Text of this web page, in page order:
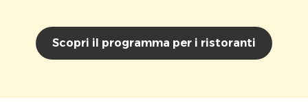
Scopri il programma per i ristoranti